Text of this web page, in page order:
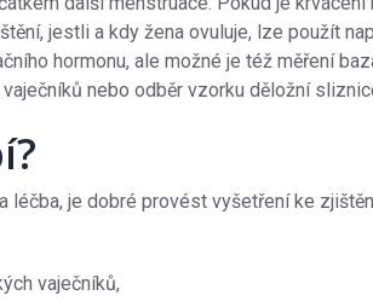
jestli a kdy žena ovuluje, lze použít
hormonu, ale možné je též měření
nebo odběr vzorku děložní
léčba, je dobré provést vyšetření ke
vaječníků,